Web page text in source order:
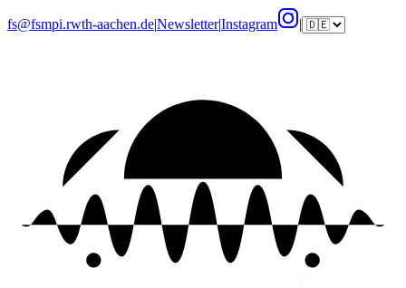
fs@fsmpi.rwth-aachen.de|Newsletter|Instagram |